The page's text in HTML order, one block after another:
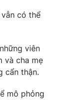
có thể
viên
và cha mẹ
cẩn thận.
mô phỏng